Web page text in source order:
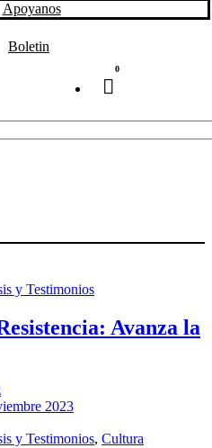
Apoyanos
Boletin
0
y Testimonios
Avanza la
2023
y Testimonios, Cultura